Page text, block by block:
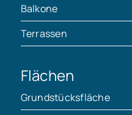
Balkone
Terrassen
Flächen
Grundstücksfläche